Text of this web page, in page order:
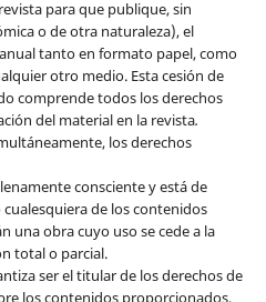
para que publique, sin
o de otra naturaleza), el
tanto en formato papel, como
otro medio. Esta cesión de
comprende todos los derechos
del material en la revista.
los derechos
consciente y está de
de los contenidos
una obra cuyo uso se cede a la
total o parcial.
ser el titular de los derechos de
los contenidos proporcionados,